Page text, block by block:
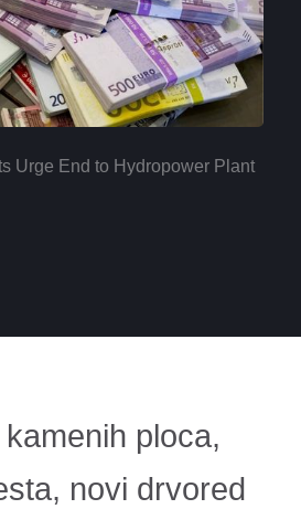
Urge End to Hydropower Plant
ploca,
novi drvored